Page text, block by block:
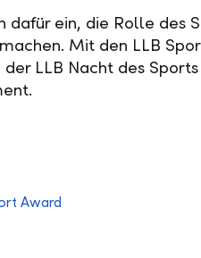
dafür ein, die Rolle des
Mit den LLB
LLB Nacht des